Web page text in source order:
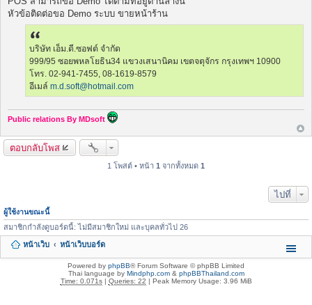
ส
ต์
หัวข้อติดต่อขอ Demo ระบบ ขายหน้าร้าน
บริษัท เอ็ม.ดี.ซอฟต์ จำกัด
999/95 ซอยพหลโยธิน34 แขวงเสนานิคม เขตจตุจักร กรุงเทพฯ 10900
โทร. 02-941-7455, 08-1619-8579
อีเมล์ m.d.soft@hotmail.com
Public relations By MDsoft
ตอบกลับโพส
1 โพสต์ • หน้า 1 จากทั้งหมด 1
ไปที่
ผู้ใช้งานขณะนี้
สมาชิกกำลังดูบอร์ดนี้: ไม่มีสมาชิกใหม่ และบุคลทั่วไป 26
หน้าเว็บ หน้าเว็บบอร์ด
Powered by phpBB® Forum Software © phpBB Limited
Thai language by Mindphp.com& phpBBThailand.com
Time: 0.071s| Queries: 22 | Peak Memory Usage: 3.96 MiB